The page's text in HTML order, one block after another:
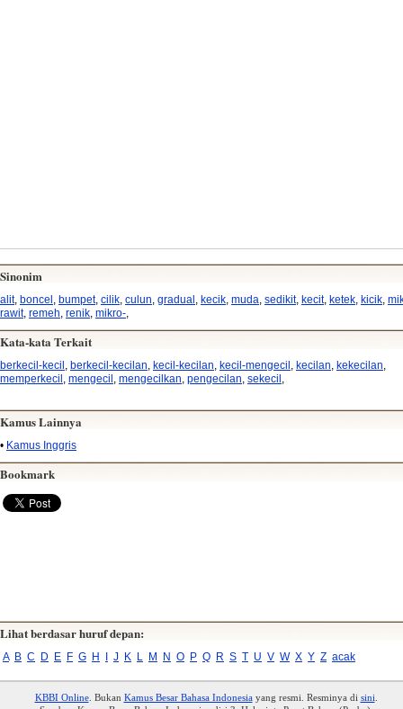
Sinonim
alit, boncel bumpet, cilik culun gradual kecik muda sedikit, kecit, ketek kicik
rawit, remeh renik mikro-
Kata-kata Terkait
berkecil-kecil , berkecil-kecilan, kecil-kecilan, kecil-mengecil , kecilan, kekecilan,
memperkecil , mengecil , mengecilkan, pengecilan, sekecil ,
Kamus Lainnya
• Kamus Inggris
Bookmark
Lihat berdasar huruf depan:
A B C D E F G H I J K L M N O P Q R S T U V W X Y Z acak
KBBI Online. Bukan Kamus Besar Bahasa Indonesiayang resmi. Resminya di sini